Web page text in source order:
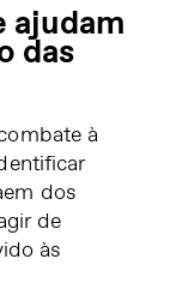
ajudam
das
à
dos
de
às